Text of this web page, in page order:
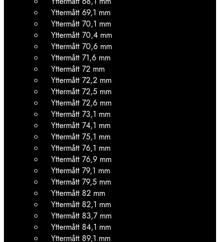
Yttermått 69,1 mm
Yttermått 70,1 mm
Yttermått 70,4 mm
Yttermått 70,6 mm
Yttermått 71,6 mm
Yttermått 72 mm
Yttermått 72,2 mm
Yttermått 72,5 mm
Yttermått 72,6 mm
Yttermått 73,1 mm
Yttermått 74,1 mm
Yttermått 75,1 mm
Yttermått 76,1 mm
Yttermått 76,9 mm
Yttermått 79,1 mm
Yttermått 79,5 mm
Yttermått 82 mm
Yttermått 82,1 mm
Yttermått 83,7 mm
Yttermått 84,1 mm
Yttermått 89,1 mm